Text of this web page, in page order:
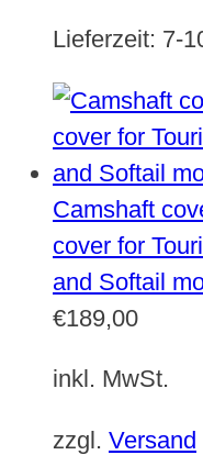
Lieferzeit: 7-
Camshaft
cover for
and Softail
€189,00
inkl. MwSt.
zzgl. Versand